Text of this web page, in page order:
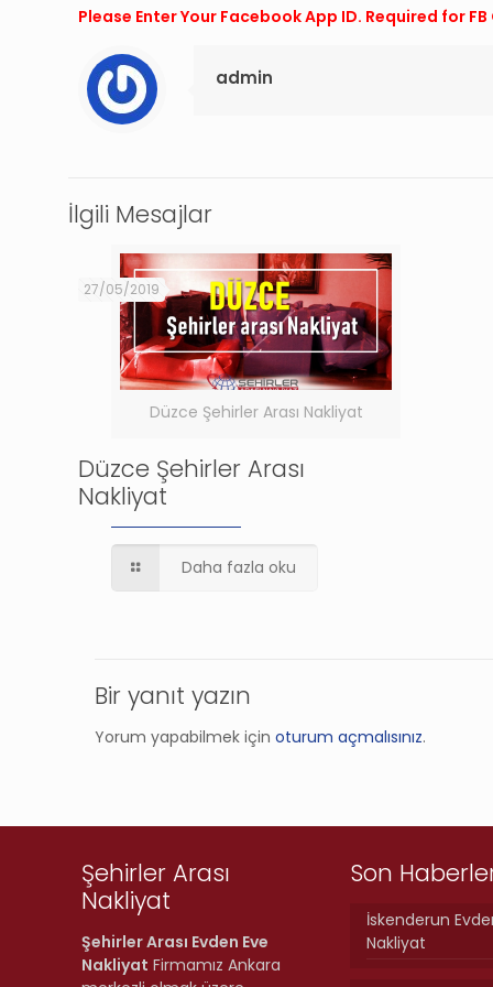
Please Enter Your Facebook App ID. Required for
admin
İlgili Mesajlar
Düzce Şehirler Arası Nakliyat
27/05/2019
Düzce Şehirler Arası
Nakliyat
Daha fazla oku
Bir yanıt yazın
Yorum yapabilmek içinoturum açmalısınız.
Şehirler Arası
Nakliyat
Şehirler Arası Evden Eve
Nakliyat Firmamız Ankara
Son
İskenderun
Nakliyat